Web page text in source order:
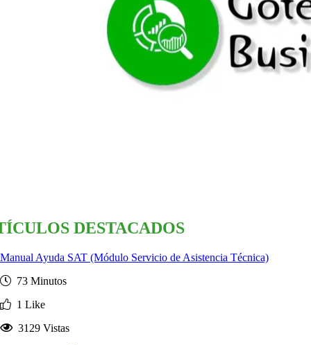
DESTACADOS
Manual Ayuda SAT (Módulo Servicio de Asistencia Técnica)
73 Minutos
1 Like
3129 Vistas